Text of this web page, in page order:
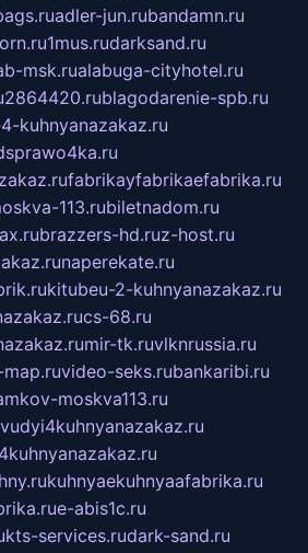
adler-jun.rubandamn.ru
1mus.rudarksand.ru
msk.rualabuga-cityhotel.ru
2864420.rublagodarenie-spb.ru
kuhnyanazakaz.ru
fabrikayfabrikaefabrika.ru
113.rubiletnadom.ru
brazzers-hd.ruz-host.ru
naperekate.ru
kitubeu-2-kuhnyanazakaz.ru
cs-68.ru
mir-tk.ruvlknrussia.ru
video-seks.rubankaribi.ru
moskva113.ru
kuhnyaekuhnyaafabrika.ru
e-abis1c.ru
kts-services.rudark-sand.ru